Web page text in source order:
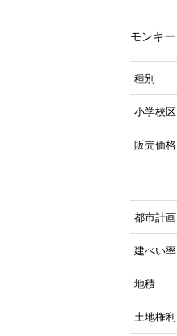
モンキ
種別
小学校区
販売価格
都市計画
建ぺい率
地積
土地権利